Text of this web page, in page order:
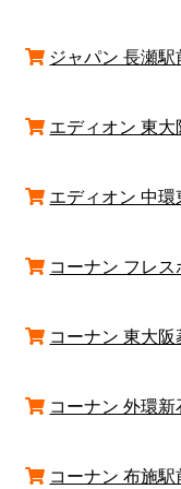
ジャパン 長瀬駅
エディオン 東大
エディオン 中
コーナン フレ
コーナン 東大
コーナン 外環
コーナン 布施駅